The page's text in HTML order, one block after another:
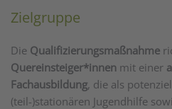
Zielgruppe
Die Qualifizierungsmaßnahme
Quereinsteiger*innen mit einer
Fachausbildung, die als
(teil-)stationären Jugendhilfe